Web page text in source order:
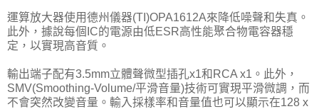
運算放大器使用德州儀器(TI)OPA1612A來降低噪聲和失真。
此外，據說每個IC的電源由低ESR高性能聚合物電容器穩
定，以實現高音質。
輸出端子配有3.5mm立體聲微型插孔x1和RCA x1。此外，
SMV(Smoothing-Volume/平滑音量)技術可實現平滑微調，而
不會突然改變音量。輸入採樣率和音量值也可以顯示在128 x